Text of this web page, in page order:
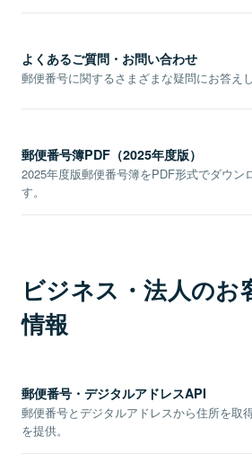
よくあるご質問・お問い合わせ
郵便番号に関するさまざまな疑問にお答えし
郵便番号簿PDF（2025年度版）
2025年度版郵便番号簿をPDF形式でダウン
す。
ビジネス・法人のお
情報
郵便番号・デジタルアドレスAPI
郵便番号とデジタルアドレスから住所を取
を提供。